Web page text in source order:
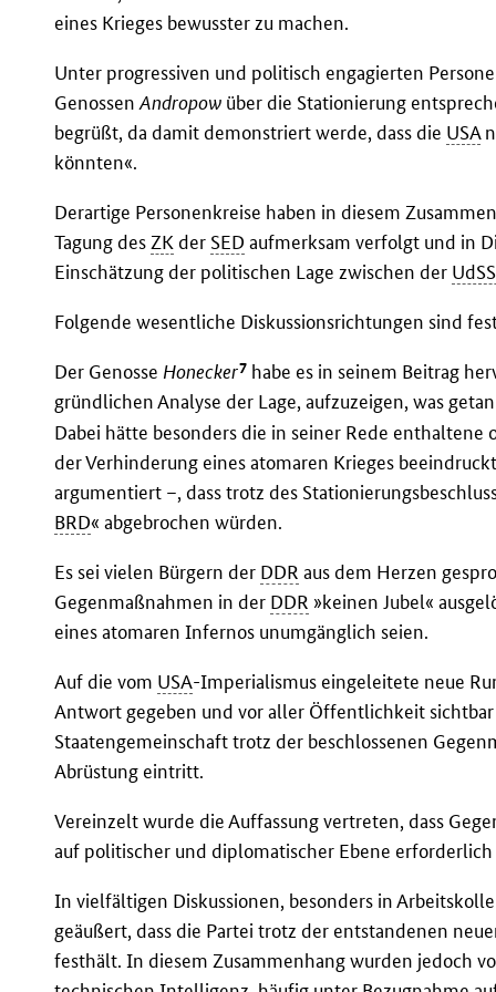
eines Krieges bewusster zu machen.
Unter progressiven und politisch engagierten
GenossenAndropow über die Stationierung
begrüßt, da damit demonstriert werde, dass die USA
könnten«.
Derartige Personenkreise haben in diesem
Tagung des ZK der SED aufmerksam verfolgt und in
Einschätzung der politischen Lage zwischen der
Folgende wesentliche Diskussionsrichtungen sind
Der Genosse Honecker7 habe es in seinem Beitrag
gründlichen Analyse der Lage, aufzuzeigen, was
Dabei hätte besonders die in seiner Rede
der Verhinderung eines atomaren Krieges
argumentiert –, dass trotz des
BRD« abgebrochen würden.
Es sei vielen Bürgern der DDR aus dem Herzen
Gegenmaßnahmen in der DDR »keinen Jubel«
eines atomaren Infernos unumgänglich seien.
Auf die vom USA-Imperialismus eingeleitete neue
Antwort gegeben und vor aller Öffentlichkeit
Staatengemeinschaft trotz der beschlossenen
Abrüstung eintritt.
Vereinzelt wurde die Auffassung vertreten, dass
auf politischer und diplomatischer Ebene erforderlich
In vielfältigen Diskussionen, besonders in
geäußert, dass die Partei trotz der entstandenen
festhält. In diesem Zusammenhang wurden jedoch